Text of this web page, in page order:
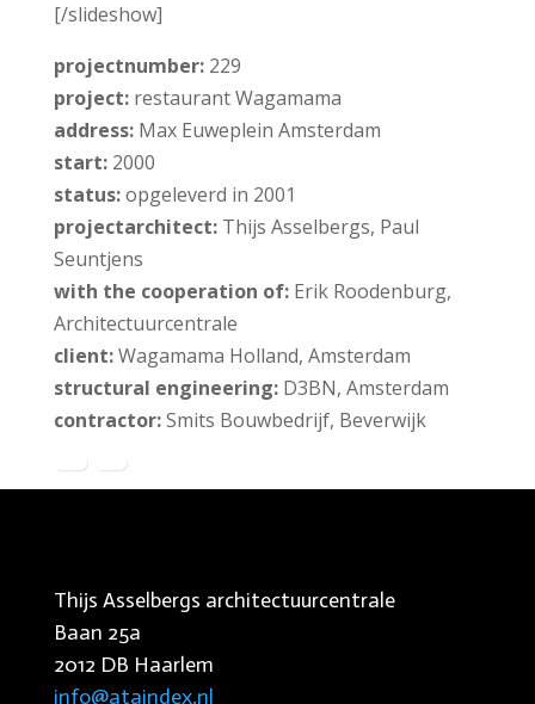
[/slideshow]
projectnumber:229
project:restaurant Wagamama
address:Max Euweplein Amsterdam
start:2000
status:opgeleverd in 2001
projectarchitect:Thijs Asselbergs, Paul
Seuntjens
with the cooperation of:Erik Roodenburg,
Architectuurcentrale
client:Wagamama Holland, Amsterdam
structural engineering:D3BN, Amsterdam
contractor:Smits Bouwbedrijf, Beverwijk
Thijs Asselbergs architectuurcentrale
Baan 25a
2012 DB Haarlem
info@ataindex.nl